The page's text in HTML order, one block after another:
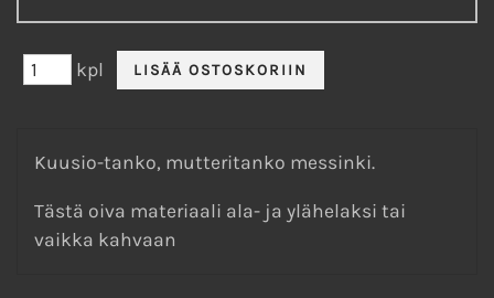
kpl
Kuusio-tanko, mutteritanko messinki.
Tästä oiva materiaali ala- ja ylähelaksi tai
vaikka kahvaan